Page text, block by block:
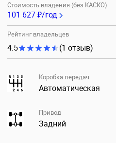
Стоимость владения (без КАСКО)
101 627 ₽/год
Рейтинг владельцев
4.5 (1 отзыв)
Коробка передач
Автоматическая
Привод
Задний